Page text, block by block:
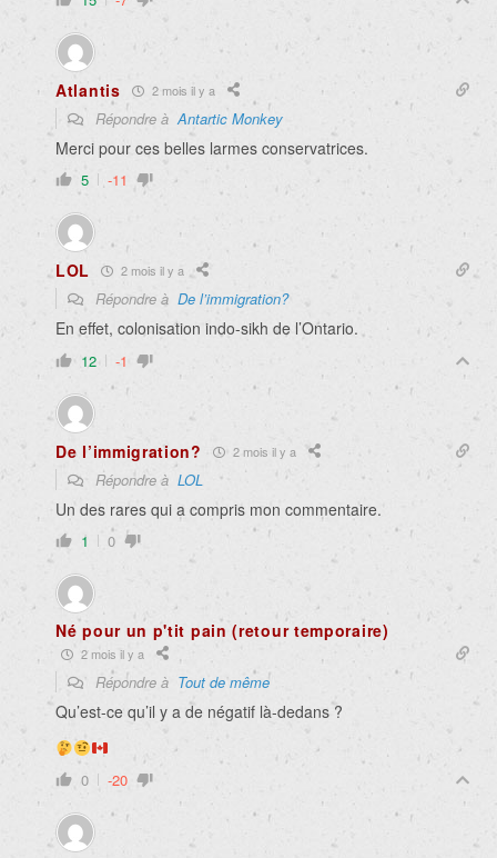
Atlantis 2 mois il y a
Répondre àAntartic Monkey
Merci pour ces belles larmes conservatrices.
5 -11
LOL 2 mois il y a
Répondre à De l’immigration?
En effet, colonisation indo-sikh de l’Ontario.
12 -1
De l’immigration? 2 mois il y a
Répondre à LOL
Un des rares qui a compris mon commentaire.
1 0
Né pour un p'tit pain (retour temporaire)
2 mois il y a
Répondre à Tout de même
Qu’est-ce qu’il y a de négatif là-dedans ?
0 -20